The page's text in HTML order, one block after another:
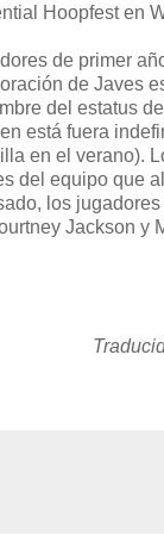
Hoopfest en
de primer
de Javes
del estatus
está fuera
en el verano).
del equipo que
los
Jackson y